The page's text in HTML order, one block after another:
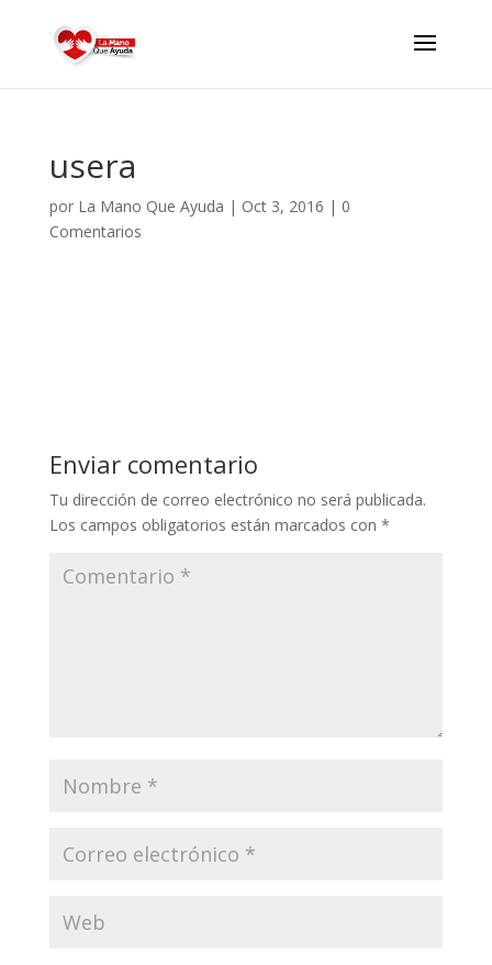
usera
por La Mano Que Ayuda | Oct 3, 2016 | 0
Comentarios
Enviar comentario
Tu dirección de correo electrónico no será publicada.
Los campos obligatorios están marcados con *